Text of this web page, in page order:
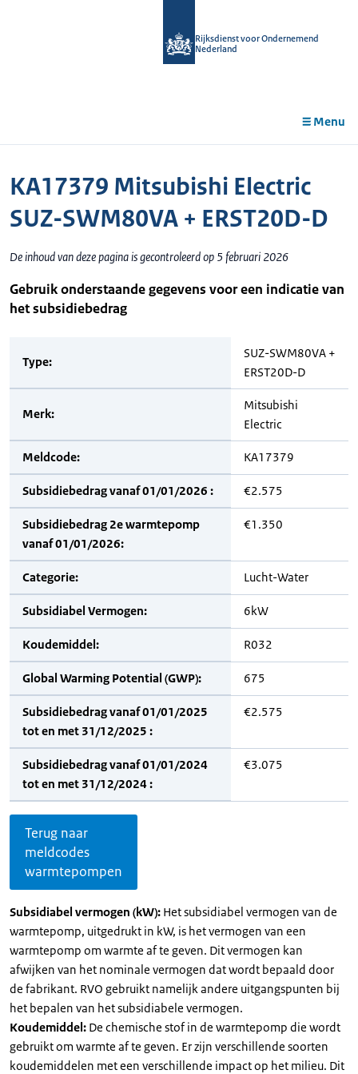
Rijksdienst voor Ondernemend
Nederland
Menu
KA17379 Mitsubishi Electric
SUZ-SWM80VA + ERST20D-D
De inhoud van deze pagina is gecontroleerd op 5 februari 2026
Gebruik onderstaande gegevens voor een indicatie van
het subsidiebedrag
Type:
SUZ-SWM80VA +
ERST20D-D
Merk:
Mitsubishi
Electric
Meldcode: KA17379
Subsidiebedrag vanaf 01/01/2026 : €2.575
Subsidiebedrag 2e warmtepomp
vanaf 01/01/2026:
€1.350
Categorie: Lucht-Water
Subsidiabel Vermogen: 6kW
Koudemiddel: R032
Global Warming Potential (GWP): 675
Subsidiebedrag vanaf 01/01/2025
tot en met 31/12/2025 :
€2.575
Subsidiebedrag vanaf 01/01/2024
tot en met 31/12/2024 :
€3.075
Terug naar
meldcodes
warmtepompen
Subsidiabel vermogen (kW): Het subsidiabel vermogen van de
warmtepomp, uitgedrukt in kW, is het vermogen van een
warmtepomp om warmte af te geven. Dit vermogen kan
afwijken van het nominale vermogen dat wordt bepaald door
de fabrikant. RVO gebruikt namelijk andere uitgangspunten bij
het bepalen van het subsidiabele vermogen.
Koudemiddel: De chemische stof in de warmtepomp die wordt
gebruikt om warmte af te geven. Er zijn verschillende soorten
koudemiddelen met een verschillende impact op het milieu. Dit